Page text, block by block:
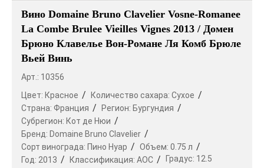
Вино Domaine Bruno Clavelier Vosne-Romanee
La Combe Brulee Vieilles Vignes 2013 / Домен
Брюно Клавелье Вон-Романе Ля Комб Брюле
Вьей Винь
Арт.: 10356
Цвет: Красное Количество сахара: Сухое
Страна: Франция Регион: Бургундия
Субрегион: Кот де Нюи
Бренд: Domaine Bruno Clavelier
Сорт винограда: Пино Нуар Объем: 0.75 л
Год: 2013 Классификация: AOC Градус: 12.5